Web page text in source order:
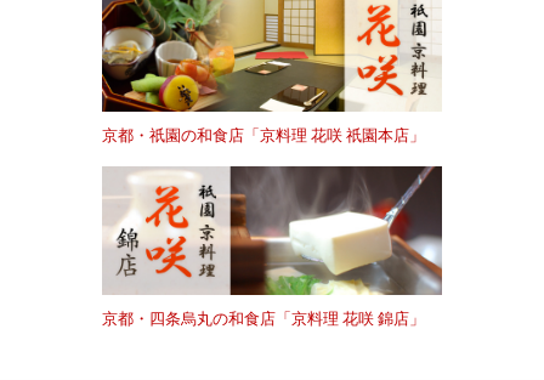
京都・祇園の和食店「京料理 花咲 祇園本店」
京都・四条烏丸の和食店「京料理 花咲 錦店」